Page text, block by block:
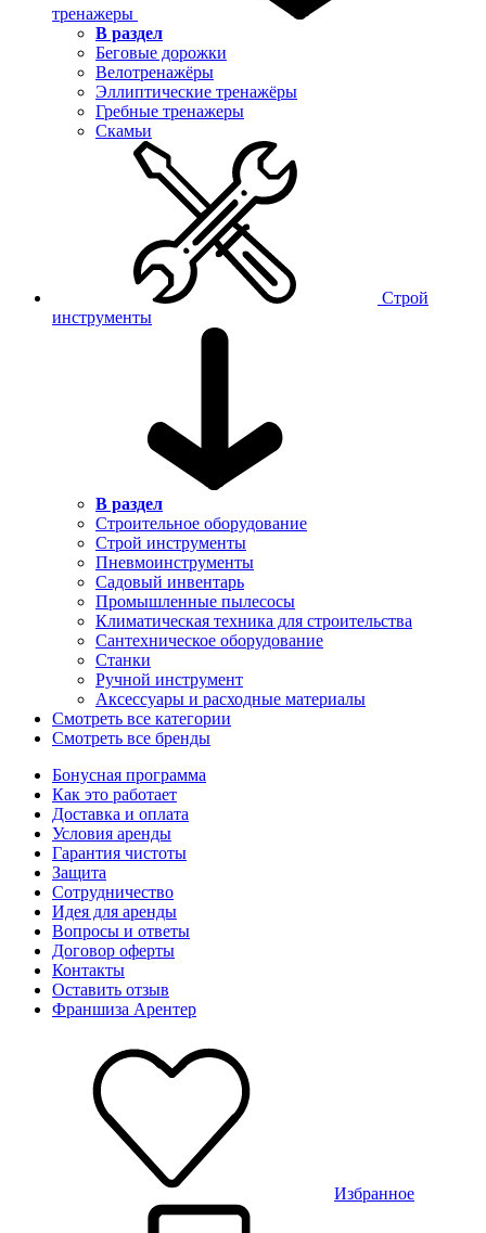
тренажеры
В раздел
Беговые дорожки
Велотренажёры
Эллиптические тренажёры
Гребные тренажеры
Скамьи
Строй
инструменты
В раздел
Строительное оборудование
Строй инструменты
Пневмоинструменты
Садовый инвентарь
Промышленные пылесосы
Климатическая техника для строительства
Сантехническое оборудование
Станки
Ручной инструмент
Аксессуары и расходные материалы
Смотреть все категории
Смотреть все бренды
Бонусная программа
Как это работает
Доставка и оплата
Условия аренды
Гарантия чистоты
Защита
Сотрудничество
Идея для аренды
Вопросы и ответы
Договор оферты
Контакты
Оставить отзыв
Франшиза Арентер
Избранное